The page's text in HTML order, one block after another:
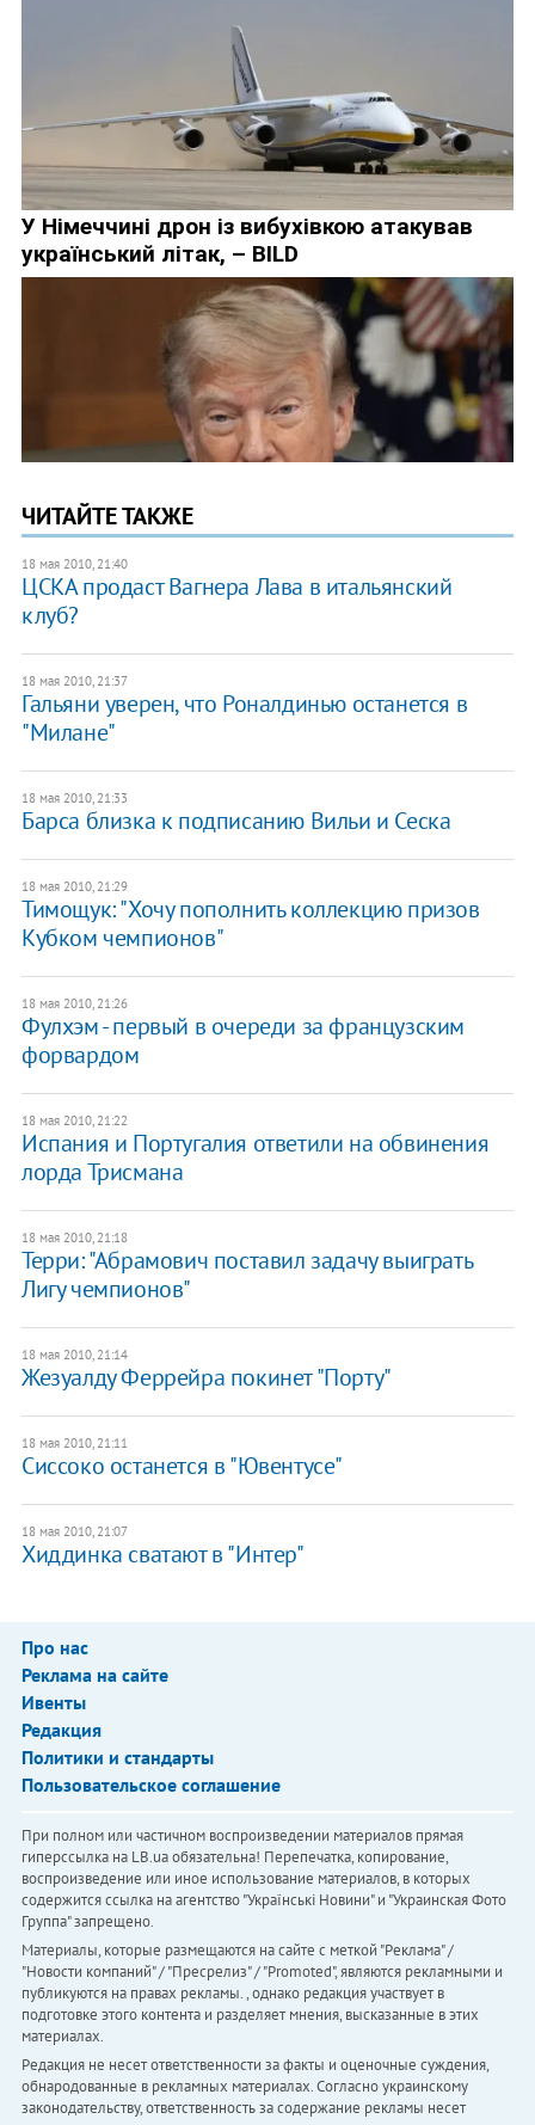
ЧИТАЙТЕ ТАКЖЕ
18 мая 2010, 21:40
ЦСКА продаст Вагнера Лава в итальянский
клуб?
18 мая 2010, 21:37
Гальяни уверен, что Роналдинью останется в
"Милане"
18 мая 2010, 21:33
Барса близка к подписанию Вильи и Сеска
18 мая 2010, 21:29
Тимощук: "Хочу пополнить коллекцию призов
Кубком чемпионов"
18 мая 2010, 21:26
Фулхэм - первый в очереди за французским
форвардом
18 мая 2010, 21:22
Испания и Португалия ответили на обвинения
лорда Трисмана
18 мая 2010, 21:18
Терри: "Абрамович поставил задачу выиграть
Лигу чемпионов"
18 мая 2010, 21:14
Жезуалду Феррейра покинет "Порту"
18 мая 2010, 21:11
Сиссоко останется в "Ювентусе"
18 мая 2010, 21:07
Хиддинка сватают в "Интер"
Про нас
Реклама на сайте
Ивенты
Редакция
Политики и стандарты
Пользовательское соглашение
При полном или частичном воспроизведении материалов прямая
гиперссылка на LB.ua обязательна! Перепечатка, копирование,
воспроизведение или иное использование материалов, в которых
содержится ссылка на агентство "Українськi Новини" и "Украинская Фото
Группа" запрещено.
Материалы, которые размещаются на сайте с меткой "Реклама" /
"Новости компаний" / "Пресрелиз" / "Promoted", являются рекламными и
публикуются на правах рекламы. , однако редакция участвует в
подготовке этого контента и разделяет мнения, высказанные в этих
материалах.
Редакция не несет ответственности за факты и оценочные суждения,
обнародованные в рекламных материалах. Согласно украинскому
законодательству, ответственность за содержание рекламы несет